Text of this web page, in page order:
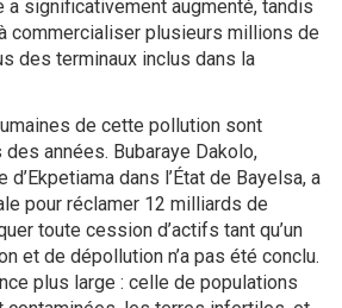
a significativement augmenté, tandis
commercialiser plusieurs millions de
des terminaux inclus dans la
de cette pollution sont
années. Bubaraye Dakolo,
d’Ekpetiama dans l’État de Bayelsa, a
pour réclamer 12 milliards de
toute cession d’actifs tant qu’un
et de dépollution n’a pas été conclu.
plus large : celle de populations